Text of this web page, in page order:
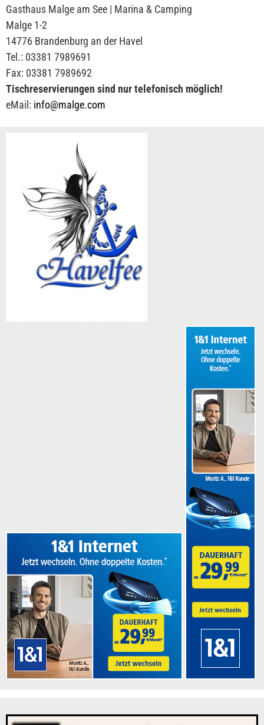
Gasthaus Malge am See | Marina & Camping
Malge 1-2
14776 Brandenburg an der Havel
Tel.: 03381 7989691
Fax: 03381 7989692
Tischreservierungen sind nur telefonisch möglich!
eMail: info@malge.com